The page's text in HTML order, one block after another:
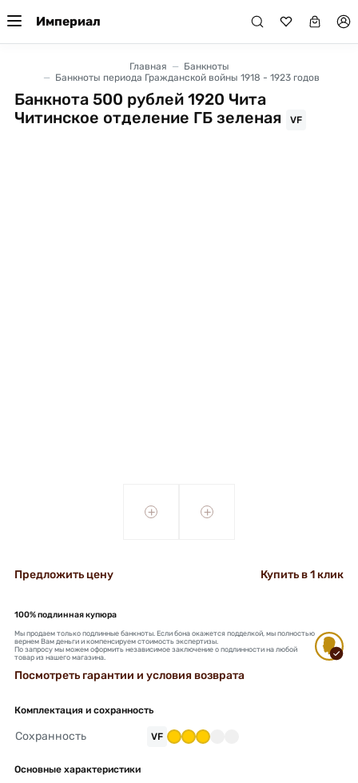
Империал
Главная
Банкноты
Банкноты периода Гражданской войны 1918 - 1923 годов
Банкнота 500 рублей 1920 Чита
Читинское отделение ГБ зеленая
VF
+ +
Предложить цену Купить в 1 клик
100% подлинная купюра
Мы продаем только подлинные банкноты. Если бона окажется подделкой, мы полностью
вернем Вам деньги и компенсируем стоимость экспертизы.
По запросу мы можем оформить независимое заключение о подлинности на любой
товар из нашего магазина.
Посмотреть гарантии и условия возврата
Комплектация и сохранность
Сохранность VF
Основные характеристики